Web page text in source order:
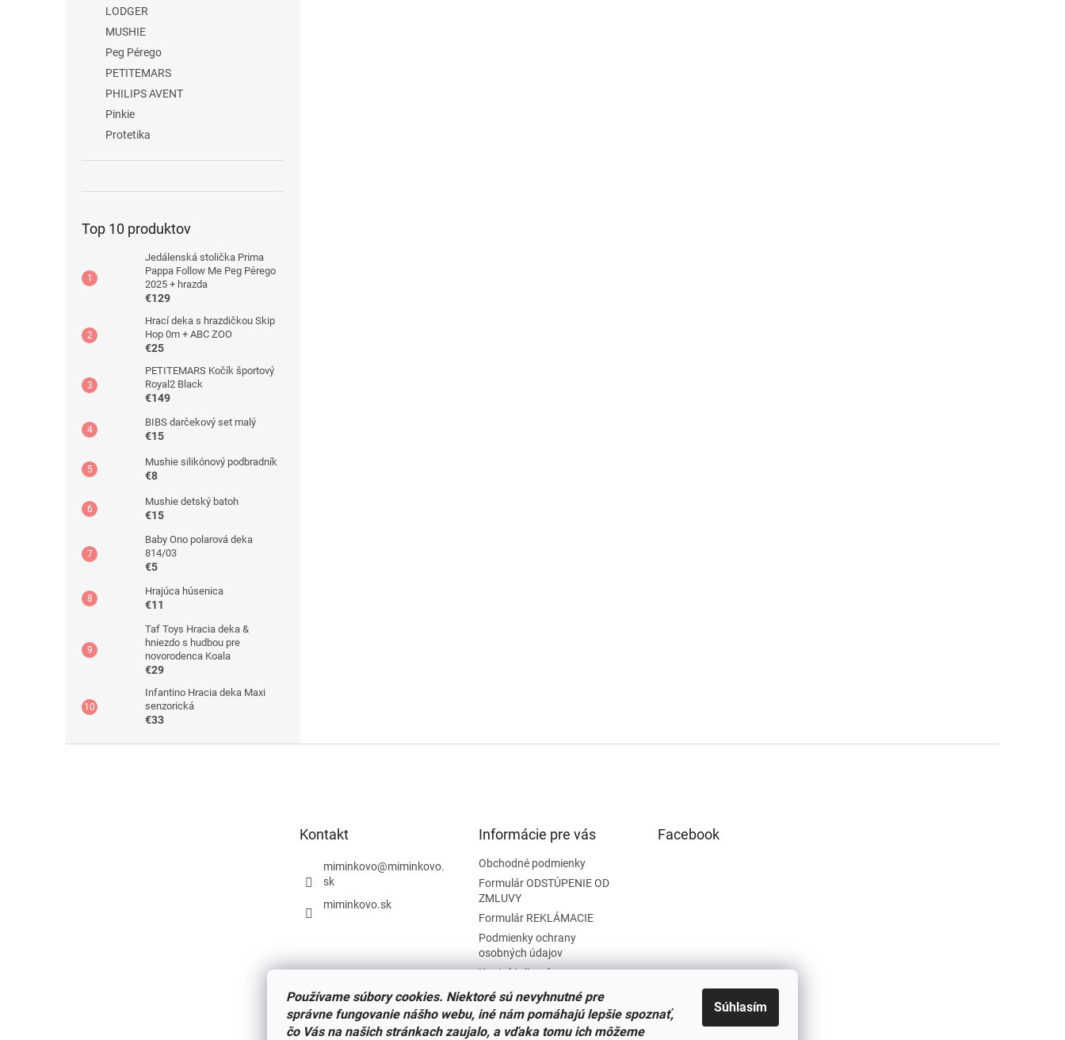
Používame súbory cookies. Niektoré sú nevyhnutné pre
správne fungovanie nášho webu, iné nám pomáhajú lepšie spoznať,
čo Vás na našich stránkach zaujalo, a vďaka tomu ich môžeme
Súhlasím
LODGER
MUSHIE
Peg Pérego
PETITEMARS
PHILIPS AVENT
Pinkie
Protetika
Top 10 produktov
Jedálenská stolička Prima
Pappa Follow Me Peg Pérego
2025 + hrazda
€129
Hrací deka s hrazdičkou Skip
Hop 0m + ABC ZOO
€25
PETITEMARS Kočík športový
Royal2 Black
€149
BIBS darčekový set malý
€15
Mushie silikónový podbradník
€8
Mushie detský batoh
€15
Baby Ono polarová deka
814/03
€5
Hrajúca húsenica
€11
Taf Toys Hracia deka &
hniezdo s hudbou pre
novorodenca Koala
€29
Infantino Hracia deka Maxi
senzorická
€33
Kontakt
miminkovo@miminkovo.
sk
miminkovo.sk
Informácie pre vás
Obchodné podmienky
Formulár ODSTÚPENIE OD
ZMLUVY
Formulár REKLÁMACIE
Podmienky ochrany
osobných údajov
Kontaktujte nás
Tabuľka veľkostí
Nariadenie SOI o stiahnutí
výrobkov
Facebook